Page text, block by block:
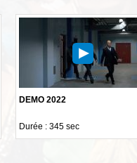
DEMO 2022
Durée : 345 sec